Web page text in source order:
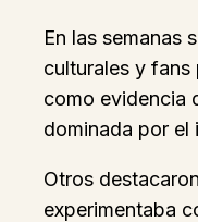
En las semanas
culturales y fans
como evidencia
dominada por el
Otros
experimentaba